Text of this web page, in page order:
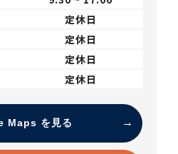
定休日
定休日
定休日
定休日
Maps を見る